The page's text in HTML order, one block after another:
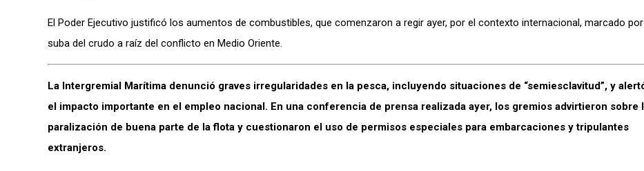
El Poder Ejecutivo justificó los aumentos de combustibles, que comenzaron a regir ayer, por el contexto internacional, marcado
suba del crudo a raíz del conflicto en Medio Oriente.
La Intergremial Marítima denunció graves irregularidades en la pesca, incluyendo situaciones de “semiesclavitud”, y
el impacto importante en el empleo nacional. En una conferencia de prensa realizada ayer, los gremios advirtieron sobre
paralización de buena parte de la flota y cuestionaron el uso de permisos especiales para embarcaciones y tripulantes
extranjeros.